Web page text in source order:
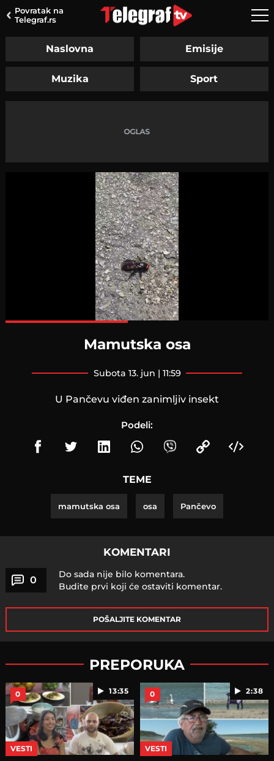
Povratak na
Telegraf.rs
Naslovna Emisije
Muzika Sport
Mamutska osa
subota 13. jun | 11:59
U Pančevu viđen zanimljiv insekt
Podeli:
TEME
mamutska osa osa Pančevo
KOMENTARI
0
Do sada nije bilo komentara.
Budite prvi koji će ostaviti komentar.
POŠALJITE KOMENTAR
PREPORUKA
13:35
0
VESTI
2:38
0
VESTI